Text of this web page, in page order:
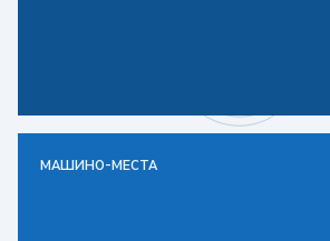
МАШИНО-МЕСТА